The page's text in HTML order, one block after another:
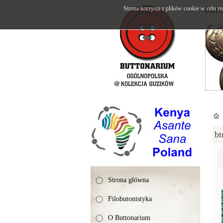
Strona główna
Filobutonistyka
O Buttonarium
Strona korzysta z plików cookie w celu